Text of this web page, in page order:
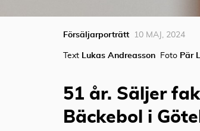
Försäljarporträtt 10 MAJ, 2024
Text Lukas Andreasson Foto Pär
51 år. Säljer
Bäckebol i